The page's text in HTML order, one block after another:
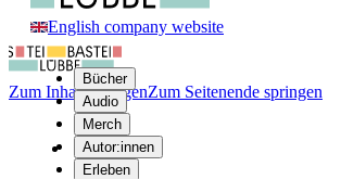
English company website
Bücher
Audio
Merch
Autor:innen
Erleben
Zum Inhalt springenZum Seitenende springen